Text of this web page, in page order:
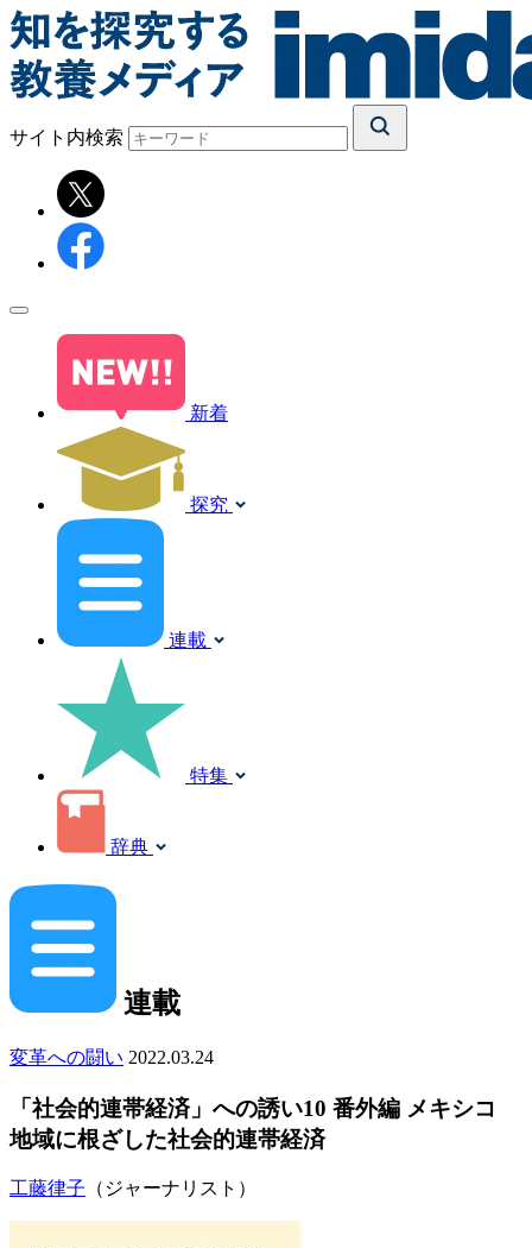
サイト内検索
新着
探究
連載
特集
辞典
連載
変革への闘い 2022.03.24
「社会的連帯経済」への誘い10 番外編 メキシコ
地域に根ざした社会的連帯経済
工藤律子 （ジャーナリスト）